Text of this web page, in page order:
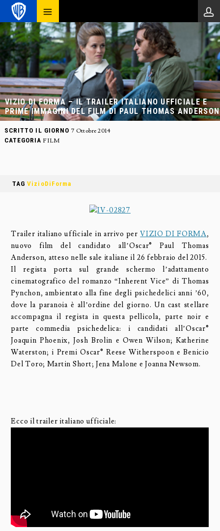
VIZIO DI FORMA – IL TRAILER ITALIANO UFFICIALE E
PRIME IMMAGINI DEL FILM DI PAUL THOMAS ANDERSON
SCRITTO IL GIORNO 7 Ottobre 2014
CATEGORIA FILM
TAGVizioDiForma
Trailer italiano ufficiale in arrivo perVIZIO DI FORMA,
nuovo film del candidato all’Oscar® Paul Thomas
Anderson, atteso nelle sale italiane il 26 febbraio del 2015.
Il regista porta sul grande schermo l’adattamento
cinematografico del romanzo “Inherent Vice” di Thomas
Pynchon, ambientato alla fine degli psichedelici anni ’60,
dove la paranoia è all’ordine del giorno. Un cast stellare
accompagna il regista in questa pellicola, parte noir e
parte commedia psichedelica: i candidati all’Oscar®
Joaquin Phoenix, Josh Brolin e Owen Wilson; Katherine
Waterston; i Premi Oscar® Reese Witherspoon e Benicio
Del Toro; Martin Short; Jena Malone e Joanna Newsom.
Ecco il trailer italiano ufficiale: